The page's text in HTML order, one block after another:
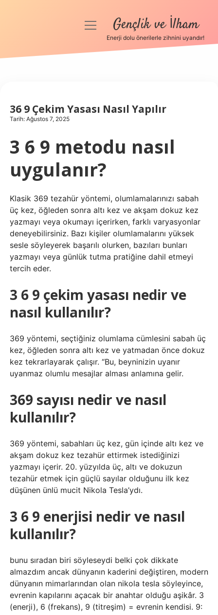
Anasayfa
Hakkımızda
menüyüGençlik ve İlham
Enerji dolu önerilerle zihnini uyandır!
36 9 Çekim Yasası Nasıl Yapılır
Tarih: Ağustos 7, 2025
3 6 9 metodu nasıl
uygulanır?
Klasik 369 tezahür yöntemi, olumlamalarınızı sabah
üç kez, öğleden sonra altı kez ve akşam dokuz kez
yazmayı veya okumayı içerirken, farklı varyasyonlar
deneyebilirsiniz. Bazı kişiler olumlamalarını yüksek
sesle söyleyerek başarılı olurken, bazıları bunları
yazmayı veya günlük tutma pratiğine dahil etmeyi
tercih eder.
3 6 9 çekim yasası nedir ve
nasıl kullanılır?
369 yöntemi, seçtiğiniz olumlama cümlesini sabah üç
kez, öğleden sonra altı kez ve yatmadan önce dokuz
kez tekrarlayarak çalışır. “Bu, beyninizin uyanır
uyanmaz olumlu mesajlar alması anlamına gelir.
369 sayısı nedir ve nasıl
kullanılır?
369 yöntemi, sabahları üç kez, gün içinde altı kez ve
akşam dokuz kez tezahür ettirmek istediğinizi
yazmayı içerir. 20. yüzyılda üç, altı ve dokuzun
tezahür etmek için güçlü sayılar olduğunu ilk kez
düşünen ünlü mucit Nikola Tesla’ydı.
3 6 9 enerjisi nedir ve nasıl
kullanılır?
bunu sıradan biri söyleseydi belki çok dikkate
almazdım ancak dünyanın kaderini değiştiren, modern
dünyanın mimarlarından olan nikola tesla söyleyince,
evrenin kapılarını açacak bir anahtar olduğu aşikâr. 3
(enerji), 6 (frekans), 9 (titreşim) = evrenin kendisi. 9: